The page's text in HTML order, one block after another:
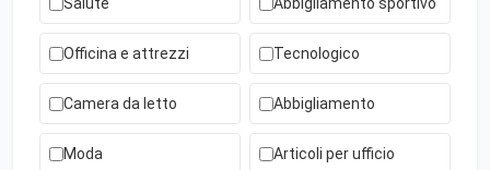
Officina e attrezzi Tecnologico
Camera da letto Abbigliamento
Moda Articoli per ufficio